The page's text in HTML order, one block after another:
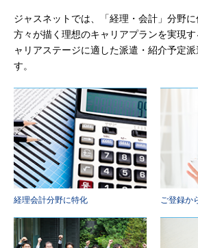
ジャスネットでは、「経理・会計」分野
方々が描く理想のキャリアプランを実現
ャリアステージに適した派遣・紹介予定
す。
経理会計分野に特化 ご登録か